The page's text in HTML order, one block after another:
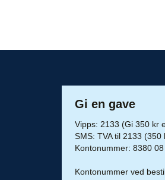
Gi en gave
Vipps: 2133 (Gi 350 kr
SMS: TVA til 2133 (350
Kontonummer: 8380
Kontonummer ved